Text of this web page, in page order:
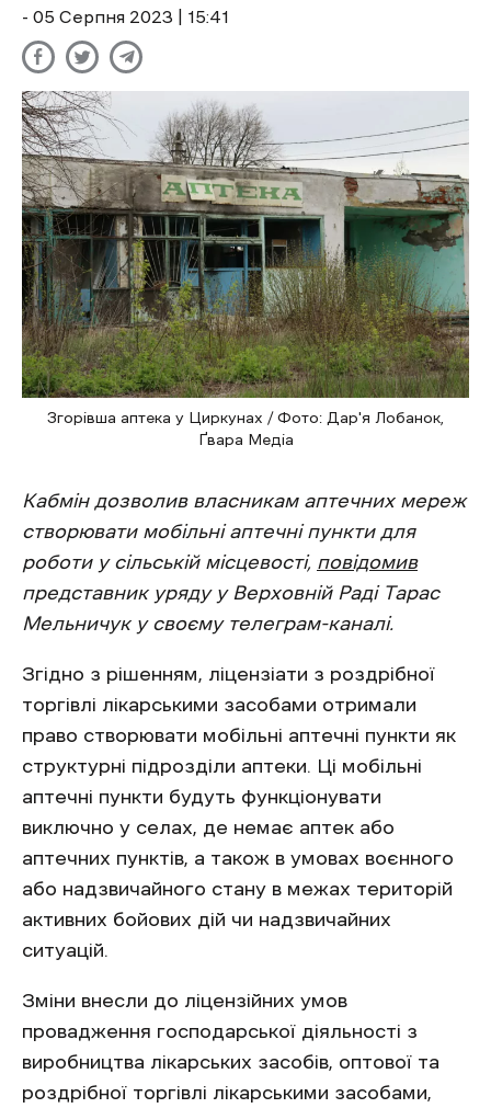
- 05 Cерпня 2023 | 15:41
Згорівша аптека у Циркунах / Фото: Дар'я Лобанок,
Ґвара Медіа
Кабмін дозволив власникам аптечних мереж
створювати мобільні аптечні пункти для
роботи у сільській місцевості, повідомив
представник уряду у Верховній Раді Тарас
Мельничук у своєму телеграм-каналі.
Згідно з рішенням, ліцензіати з роздрібної
торгівлі лікарськими засобами отримали
право створювати мобільні аптечні пункти як
структурні підрозділи аптеки. Ці мобільні
аптечні пункти будуть функціонувати
виключно у селах, де немає аптек або
аптечних пунктів, а також в умовах воєнного
або надзвичайного стану в межах територій
активних бойових дій чи надзвичайних
ситуацій.
Зміни внесли до ліцензійних умов
провадження господарської діяльності з
виробництва лікарських засобів, оптової та
роздрібної торгівлі лікарськими засобами,